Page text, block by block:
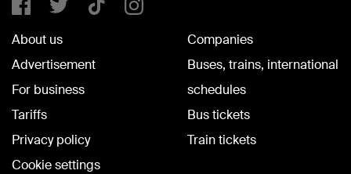
About us
Advertisement
For business
Tariffs
Privacy policy
Cookie settings
Companies
Buses, trains, international
schedules
Bus tickets
Train tickets